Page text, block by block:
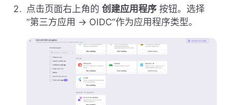
点击页面右上角的 创建应用程序 按钮。选择
“第三方应用 -> OIDC”作为应用程序类型。